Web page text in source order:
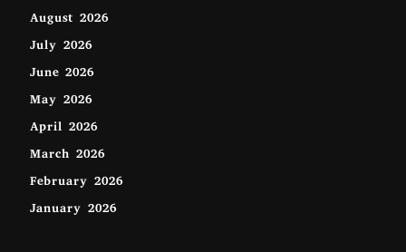
August 2026
July 2026
June 2026
May 2026
April 2026
March 2026
February 2026
January 2026